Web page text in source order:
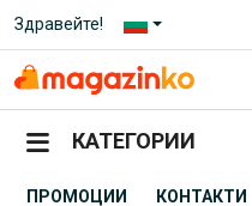
Здравейте!
КАТЕГОРИИ
ПРОМОЦИИ КОНТАКТИ